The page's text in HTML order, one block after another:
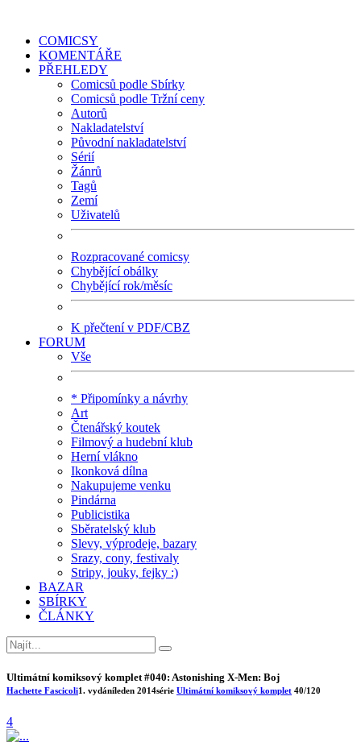
COMICSY
KOMENTÁŘE
PŘEHLEDY
Comicsů podle Sbírky
Comicsů podle Tržní ceny
Autorů
Nakladatelství
Původní nakladatelství
Sérií
Žánrů
Tagů
Zemí
Uživatelů
Rozpracované comicsy
Chybějící obálky
Chybějící rok/měsíc
K přečtení v PDF/CBZ
FORUM
Vše
* Připomínky a návrhy
Art
Čtenářský koutek
Filmový a hudební klub
Herní vlákno
Ikonková dílna
Nakupujeme venku
Pindárna
Publicistika
Sběratelský klub
Slevy, výprodeje, bazary
Srazy, cony, festivaly
Stripy, jouky, fejky :)
BAZAR
SBÍRKY
ČLÁNKY
Ultimátní komiksový komplet #040: Astonishing X-Men: Boj
Hachette Fascicoli1. vydáníleden 2014série Ultimátní komiksový komplet 40/120
4